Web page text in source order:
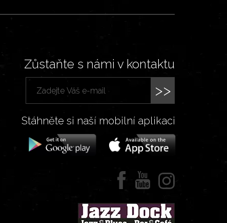
Zůstaňte s námi v kontaktu
>>
Stáhněte si naší mobilní aplikaci